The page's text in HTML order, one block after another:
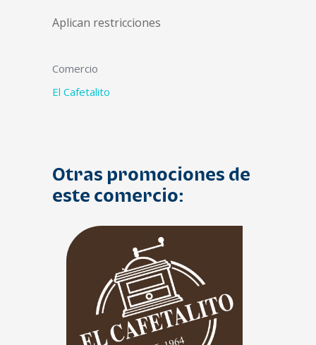
Aplican restricciones
Comercio
El Cafetalito
Otras promociones de
este comercio: